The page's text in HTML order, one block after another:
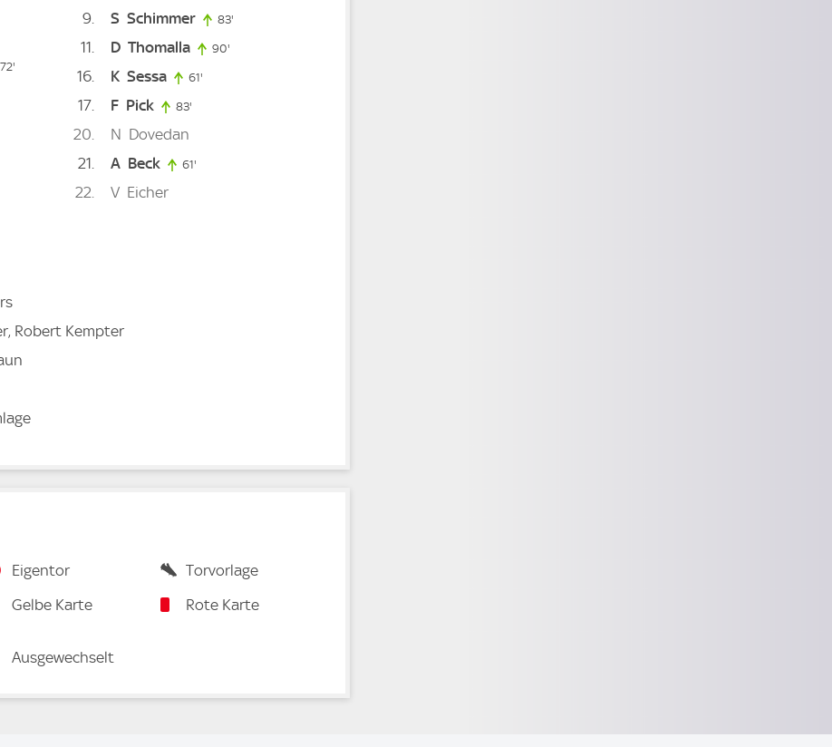
72'
9
S Schimmer 83'
11 D Thomalla 90'
16 K Sessa 61'
17 F Pick 83'
20 N Dovedan
21
A Beck 61'
22 V Eicher
Robert Kempter
Eigentor
Torvorlage
Gelbe Karte Rote Karte
Ausgewechselt